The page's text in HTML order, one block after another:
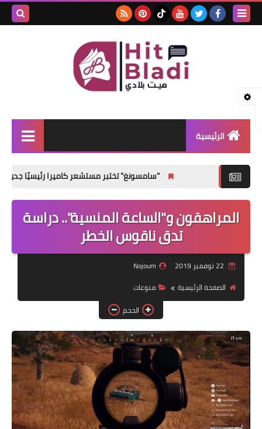
الرئيسية
صحتي
منوعات
فيديوهات
رياضة
تكنولوجيا
"سامسونغ" تختبر مستشعر كاميرا رئيسيًا جديدًا لهواتف Galaxy S27 القياسية
المراهقون و"الساعة المنسية".. دراسة
تدق ناقوس الخطر
Nojoum
الصفحة الرئيسية
منوعات
الحجم